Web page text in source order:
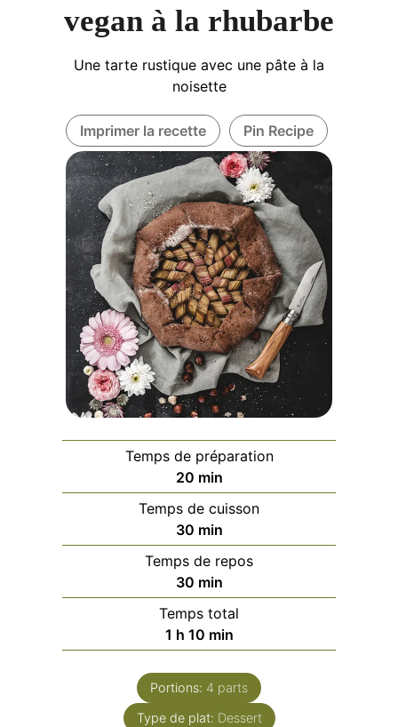
vegan à la rhubarbe
Une tarte rustique avec une pâte à la
noisette
Imprimer la recette Pin Recipe
Temps de préparation
20 min
Temps de cuisson
30 min
Temps de repos
30 min
Temps total
1 h 10 min
Portions: 4 parts
Type de plat: Dessert